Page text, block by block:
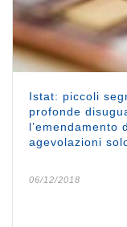
Istat: piccoli
profonde
l’emendamento
agevolazioni
06/12/2018